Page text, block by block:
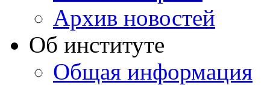
Архив новостей
Об институте
Общая информация